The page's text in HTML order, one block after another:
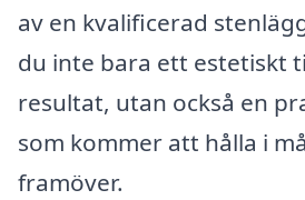
av en kvalificerad
du inte bara ett estetiskt
resultat, utan också en
som kommer att hålla i
framöver.